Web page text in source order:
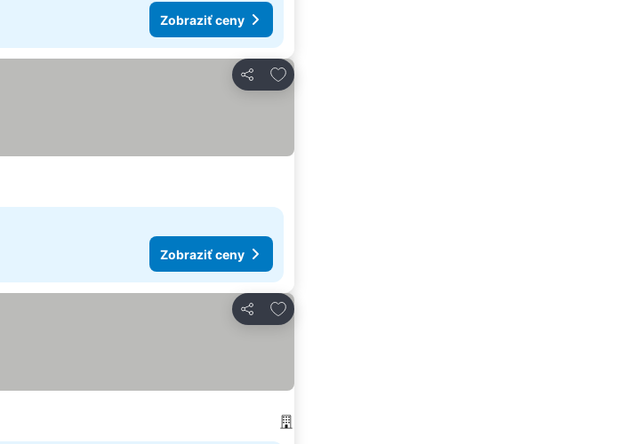
Zobraziť ceny
Zdieľať
Pridať do obľúbených
Zobraziť ceny
Zdieľať
Pridať do obľúbených